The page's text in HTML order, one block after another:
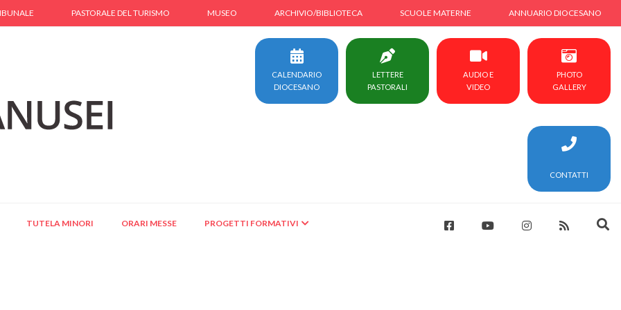
PASTORALE DEL TURISMO MUSEO ARCHIVIO/BIBLIOTECA SCUOLE MATERNE ANNUARIO DIOCESANO
CALENDARIO
DIOCESANO
LETTERE
PASTORALI
AUDIO E
VIDEO
PHOTO
GALLERY
CONTATTI
TUTELA MINORI ORARI MESSE PROGETTI FORMATIVI